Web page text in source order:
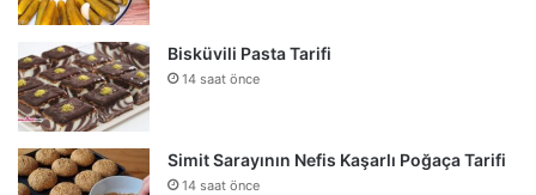
Bisküvili Pasta Tarifi
14 saat önce
Simit Sarayının Nefis Kaşarlı Poğaça Tarifi
14 saat önce